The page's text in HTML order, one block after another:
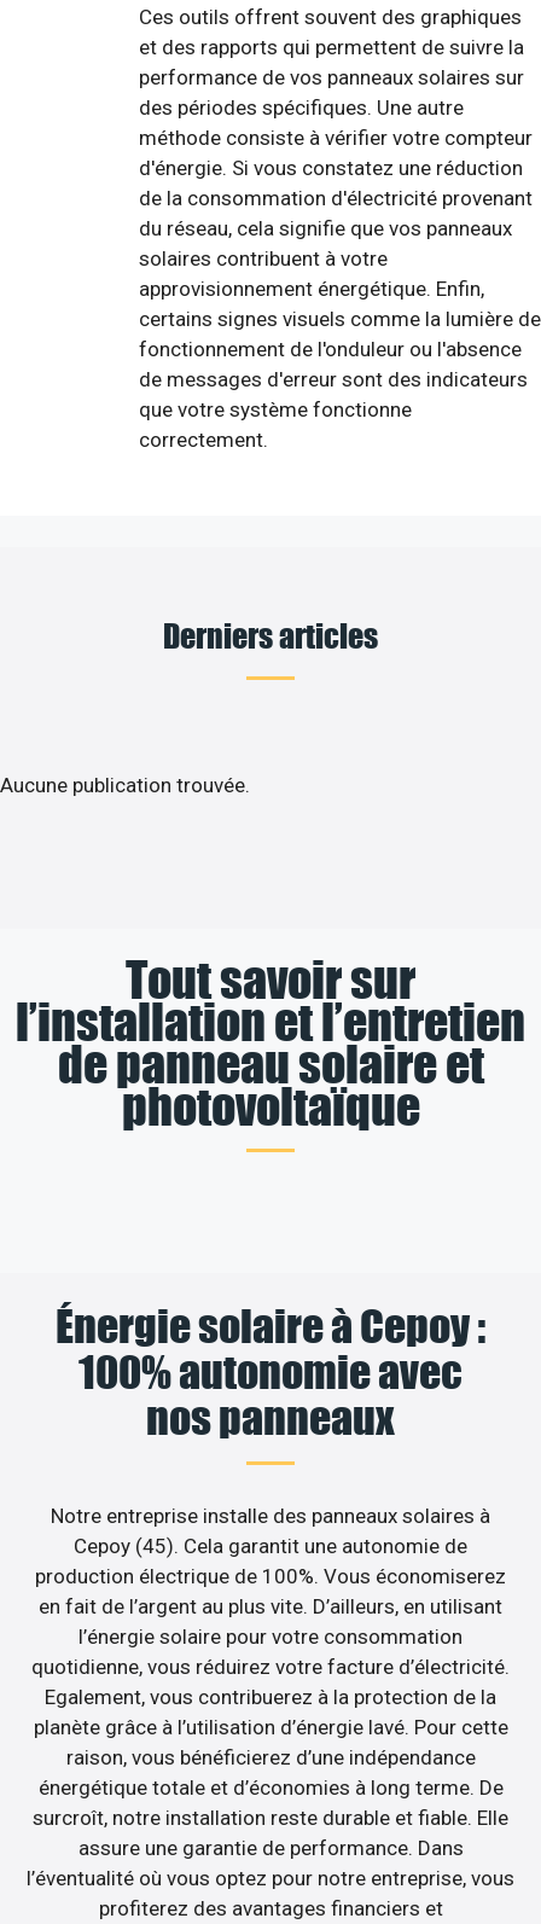
Ces outils offrent souvent des graphiques
et des rapports qui permettent de suivre la
performance de vos panneaux solaires sur
des périodes spécifiques. Une autre
méthode consiste à vérifier votre compteur
d'énergie. Si vous constatez une réduction
de la consommation d'électricité provenant
du réseau, cela signifie que vos panneaux
solaires contribuent à votre
approvisionnement énergétique. Enfin,
certains signes visuels comme la lumière de
fonctionnement de l'onduleur ou l'absence
de messages d'erreur sont des indicateurs
que votre système fonctionne
correctement.
Derniers articles
Aucune publication trouvée.
Tout savoir sur
l’installation et l’entretien
de panneau solaire et
photovoltaïque
Énergie solaire à Cepoy :
100% autonomie avec
nos panneaux
Notre entreprise installe des panneaux solaires à
Cepoy (45). Cela garantit une autonomie de
production électrique de 100%. Vous économiserez
en fait de l’argent au plus vite. D’ailleurs, en utilisant
l’énergie solaire pour votre consommation
quotidienne, vous réduirez votre facture d’électricité.
Egalement, vous contribuerez à la protection de la
planète grâce à l’utilisation d’énergie lavé. Pour cette
raison, vous bénéficierez d’une indépendance
énergétique totale et d’économies à long terme. De
surcroît, notre installation reste durable et fiable. Elle
assure une garantie de performance. Dans
l’éventualité où vous optez pour notre entreprise, vous
profiterez des avantages financiers et